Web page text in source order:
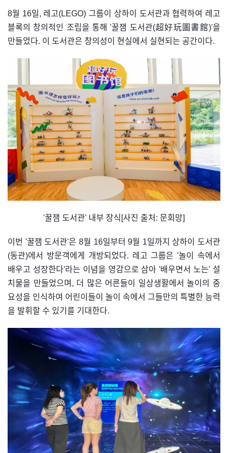
8월 16일, 레고(LEGO) 그룹이 상하이 도서관과 협력하여 레고
블록의 창의적인 조립을 통해 '꿀잼 도서관(超好玩圖書館)'을
만들었다. 이 도서관은 창의성이 현실에서 실현되는 공간이다.
'꿀잼 도서관' 내부 장식[사진 출처: 문회망]
이번 '꿀잼 도서관'은 8월 16일부터 9월 1일까지 상하이 도서관
(동관)에서 방문객에게 개방되었다. 레고 그룹은 '놀이 속에서
배우고 성장한다'라는 이념을 영감으로 삼아 '배우면서 노는' 설
치물을 만들었으며, 더 많은 어른들이 일상생활에서 놀이의 중
요성을 인식하여 어린이들이 놀이 속에서 그들만의 특별한 능력
을 발휘할 수 있기를 기대한다.